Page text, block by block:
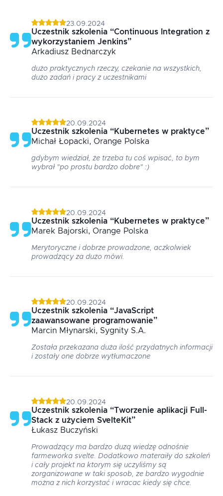
23.09.2024
Uczestnik szkolenia “Continuous Integration z
wykorzystaniem Jenkins”
Arkadiusz Bednarczyk
dużo praktycznych rzeczy, czekanie na wszystkich,
dużo zadań i pracy z uczestnikami
20.09.2024
Uczestnik szkolenia “Kubernetes w praktyce”
Michał Łopacki, Orange Polska
gdybym wiedział, że trzeba tu coś wpisać, to bym
wybrał "po prostu bardzo dobre" :)
20.09.2024
Uczestnik szkolenia “Kubernetes w praktyce”
Marek Bajorski, Orange Polska
Merytoryczne i dobrze prowadzone, aczkolwiek
prowadzący za dużo mówi.
20.09.2024
Uczestnik szkolenia “JavaScript
zaawansowane programowanie”
Marcin Młynarski, Sygnity S.A.
Została przekazana duża ilość przydatnych informacji
i zostały one dobrze wytłumaczone
20.09.2024
Uczestnik szkolenia “Tworzenie aplikacji Full-
Stack z użyciem SvelteKit”
Łukasz Buczyński
Prowadzący ma bardzo duzą wiedzę odnośnie
farmeworka svelte. Dodatkowo materaiły do szkoleń
i cały projekt na ktorym się uczyliśmy są
zorganizowane w taki sposob, ze bardzo wygodnie
można z nich korzystać i wracac kiedy się chce.